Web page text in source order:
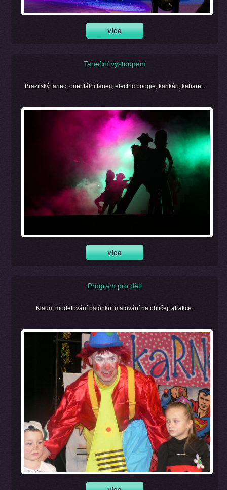
Taneční vystoupení
Brazilský tanec, orientální tanec, electric boogie, kankán, kabaret.
Program pro děti
Klaun, modelování balónků, malování na obličej, atrakce.